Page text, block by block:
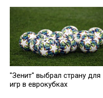
"Зенит" выбрал страну для
игр в еврокубках